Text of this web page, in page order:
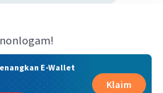
E-Wallet
Klaim